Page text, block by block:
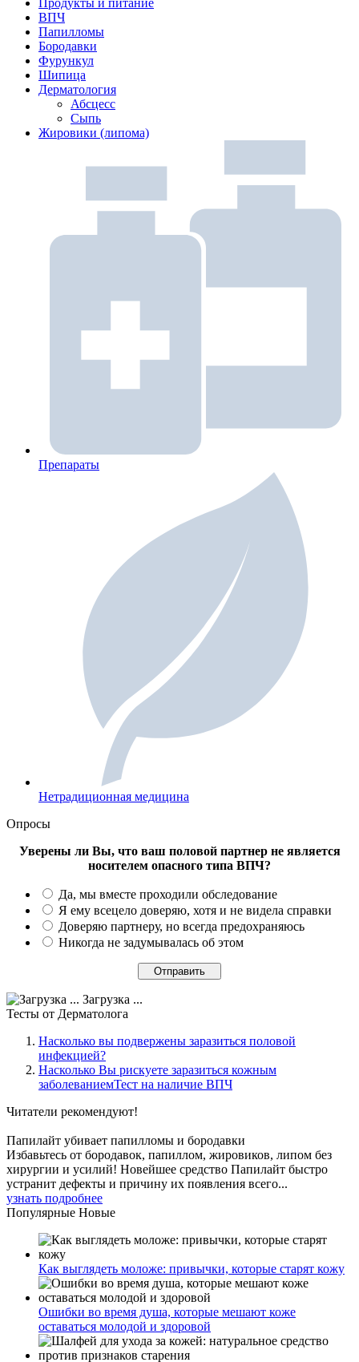
Продукты и питание
ВПЧ
Папилломы
Бородавки
Фурункул
Шипица
Дерматология
Абсцесс
Сыпь
Жировики (липома)
Препараты
Нетрадиционная медицина
Опросы
Уверены ли Вы, что ваш половой партнер не является
носителем опасного типа ВПЧ?
Да, мы вместе проходили обследование
Я ему всецело доверяю, хотя и не видела справки
Доверяю партнеру, но всегда предохраняюсь
Никогда не задумывалась об этом
Загрузка ...
Тесты от Дерматолога
Насколько вы подвержены заразиться половой
инфекцией?
Насколько Вы рискуете заразиться кожным
заболеваниемТест на наличие ВПЧ
Читатели рекомендуют!
Папилайт убивает папилломы и бородавки
Избавьтесь от бородавок, папиллом, жировиков, липом без
хирургии и усилий! Новейшее средство Папилайт быстро
устранит дефекты и причину их появления всего...
узнать подробнее
Популярные Новые
Как выглядеть моложе: привычки, которые старят кожу
Ошибки во время душа, которые мешают коже
оставаться молодой и здоровой